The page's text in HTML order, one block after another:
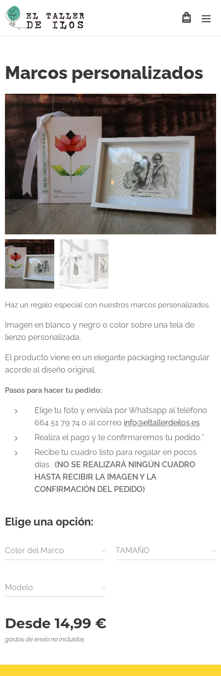
Marcos personalizados
Haz un regalo especial con nuestros marcos personalizados.
Imagen en blanco y negro o color sobre una tela de
lienzo personalizada.
El producto viene en un elegante packaging rectangular
acorde al diseño original.
Pasos para hacer tu pedido:
Elige tu foto y envíala por Whatsapp al teléfono
664 51 79 74 o al correo info@eltallerdeilos.es
Realiza el pago y te confirmaremos tu pedido.*
Recibe tu cuadro listo para regalar en pocos
días. (NO SE REALIZARÁ NINGÚN CUADRO
HASTA RECIBIR LA IMAGEN Y LA
CONFIRMACIÓN DEL PEDIDO)
Elige una opción:
Color del Marco TAMAÑO
Modelo
Desde 14,99 €
gastos de envío no incluidos